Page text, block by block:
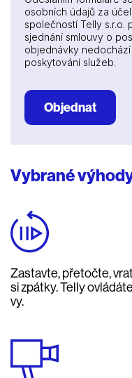
osobních údajů za
společností Telly
sjednání smlouvy o
objednávky
poskytování služeb.
Objednat
Vybrané
Zastavte, přetočte,
si zpátky. Telly ovládáte
vy.